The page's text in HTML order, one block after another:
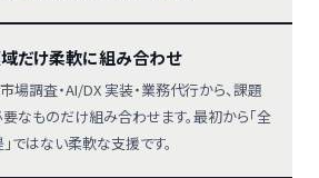
だけ柔軟に組み合わせ
場調査・AI/DX 実装・業務代行から、課題
なものだけ組み合わせます。最初から「全
ではない柔軟な支援です。